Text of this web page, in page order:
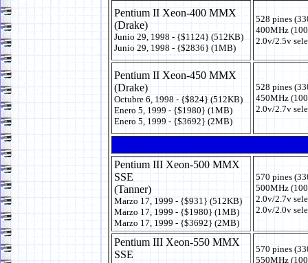
Pentium II Xeon-400 MMX
(Drake)
Junio 29, 1998 - {$1124} (512KB)
Junio 29, 1998 - {$2836} (1MB)
528 pines
400MHz
2.0v/2.5v
Pentium II Xeon-450 MMX
(Drake)
Octubre 6, 1998 - {$824} (512KB)
Enero 5, 1999 - {$1980} (1MB)
Enero 5, 1999 - {$3692} (2MB)
528 pines
450MHz
2.0v/2.7v
Pentium III Xeon-500 MMX
SSE
(Tanner)
Marzo 17, 1999 - {$931} (512KB)
Marzo 17, 1999 - {$1980} (1MB)
Marzo 17, 1999 - {$3692} (2MB)
570 pines
500MHz
2.0v/2.7v
2.0v/2.0v
Pentium III Xeon-550 MMX
SSE
570 pines
550MHz